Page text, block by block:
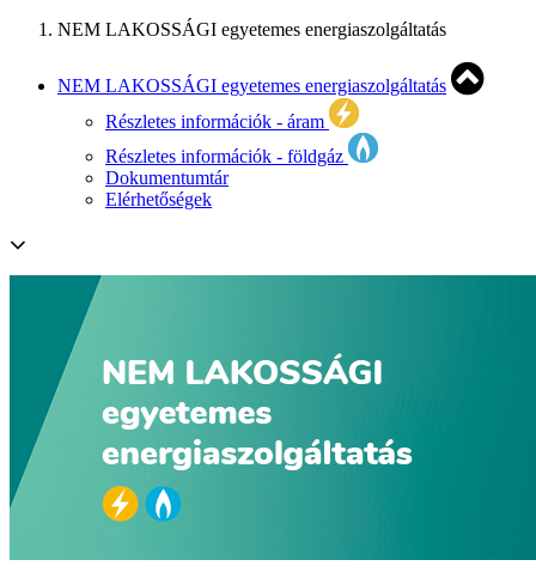
NEM LAKOSSÁGI egyetemes energiaszolgáltatás
NEM LAKOSSÁGI egyetemes energiaszolgáltatás
Részletes információk - áram
Részletes információk - földgáz
Dokumentumtár
Elérhetőségek